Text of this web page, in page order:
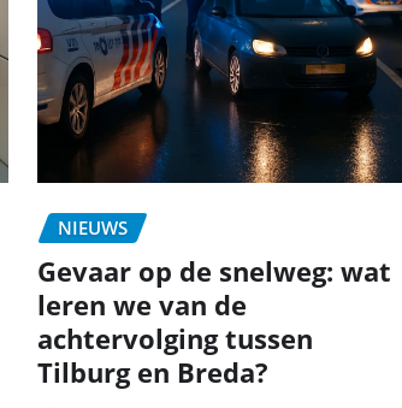
NIEUWS
Gevaar op de snelweg: wat
leren we van de
achtervolging tussen
Tilburg en Breda?